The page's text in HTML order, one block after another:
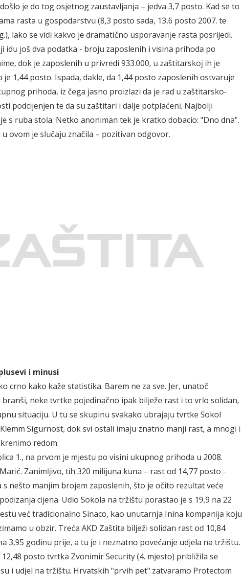
je do tog osjetnog zaustavljanja – jedva 3,7 posto. Kad se to
rasta u gospodarstvu (8,3 posto sada, 13,6 posto 2007. te
lako se vidi kakvo je dramatično usporavanje rasta posrijedi.
idu još dva podatka - broju zaposlenih i visina prihoda po
dok je zaposlenih u privredi 933.000, u zaštitarskoj ih je
je 1,44 posto. Ispada, dakle, da 1,44 posto zaposlenih ostvaruje
prihoda, iz čega jasno proizlazi da je rad u zaštitarsko-
podcijenjen te da su zaštitari i dalje potplaćeni. Najbolji
s ruba stola. Netko anoniman tek je kratko dobacio: "Dno dna".
ovom je slučaju značila – pozitivan odgovor.
i minusi
crno kako kaže statistika. Barem ne za sve. Jer, unatoč
neke tvrtke pojedinačno ipak bilježe rast i to vrlo solidan,
situaciju. U tu se skupinu svakako ubrajaju tvrtke Sokol
Sigurnost, dok svi ostali imaju znatno manji rast, a mnogi i
redom.
1., na prvom je mjestu po visini ukupnog prihoda u 2008.
Zanimljivo, tih 320 milijuna kuna – rast od 14,77 posto -
nešto manjim brojem zaposlenih, što je očito rezultat veće
cijena. Udio Sokola na tržištu porastao je s 19,9 na 22
već tradicionalno Sinaco, kao unutarnja Inina kompanija koju
u obzir. Treća AKD Zaštita bilježi solidan rast od 10,84
3,95 godinu prije, a tu je i neznatno povećanje udjela na tržištu.
posto tvrtka Zvonimir Security (4. mjesto) približila se
i udjel na tržištu. Hrvatskih "prvih pet" zatvaramo Protectom